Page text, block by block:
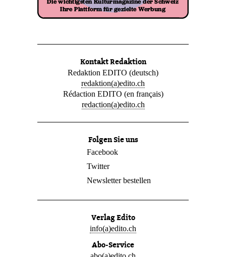
Kontakt Redaktion
Redaktion EDITO (deutsch)
redaktion(a)edito.ch
Rédaction EDITO (en français)
redaction(a)edito.ch
Folgen Sie uns
Facebook
Twitter
Newsletter bestellen
Verlag Edito
info(a)edito.ch
Abo-Service